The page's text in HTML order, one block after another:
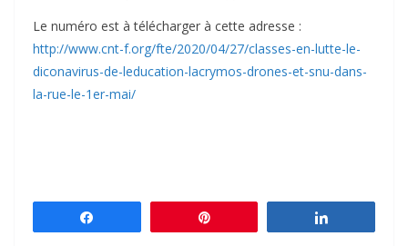
Le numéro est à télécharger à cette adresse :
http://www.cnt-f.org/fte/2020/04/27/classes-en-lutte-le-
diconavirus-de-leducation-lacrymos-drones-et-snu-dans-
la-rue-le-1er-mai/